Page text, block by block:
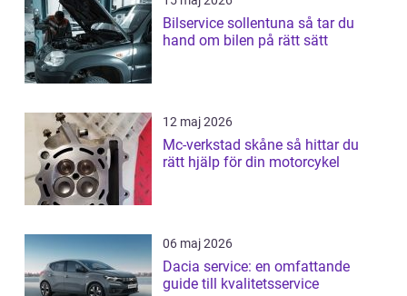
Bilservice sollentuna så tar du
hand om bilen på rätt sätt
12 maj 2026
Mc-verkstad skåne så hittar du
rätt hjälp för din motorcykel
06 maj 2026
Dacia service: en omfattande
guide till kvalitetsservice